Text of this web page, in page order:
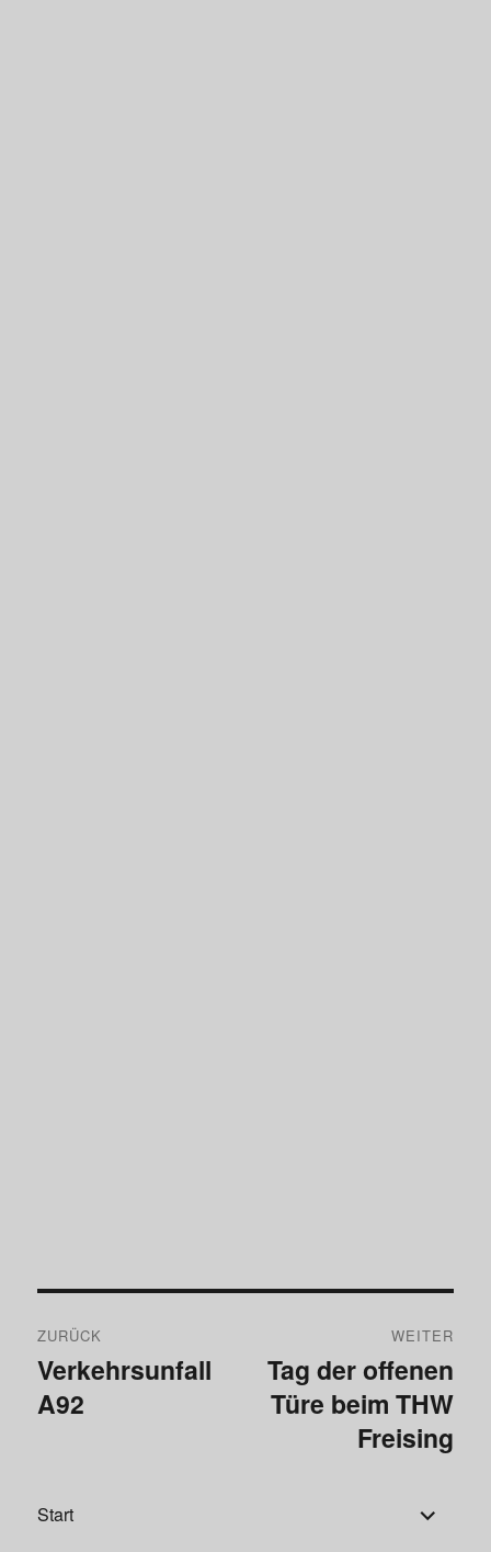
ZURÜCK
Vorheriger
Beitrag:
Verkehrsunfall
A92
WEITER
Nächster
Beitrag:
Tag der offenen
Türe beim THW
Freising
Start öffnen